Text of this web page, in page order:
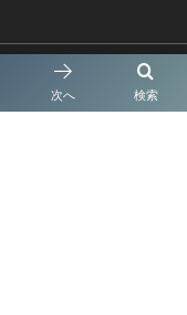
検索
次へ